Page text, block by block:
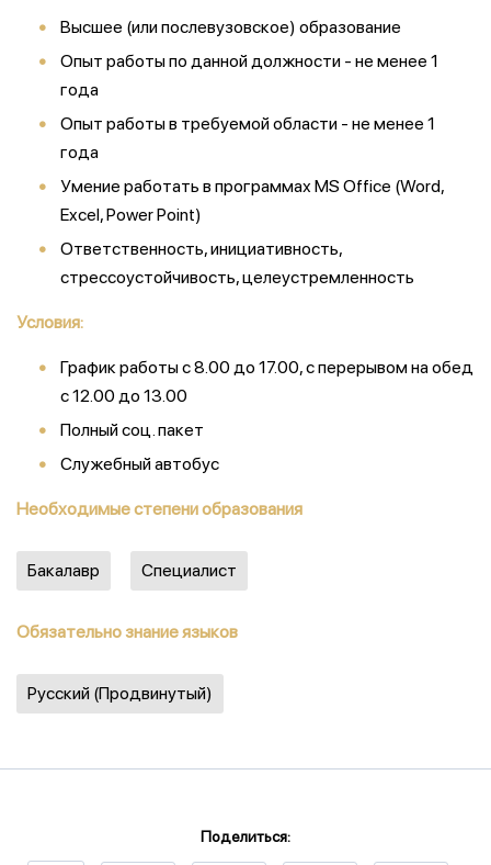
Высшее (или послевузовское) образование
Опыт работы по данной должности - не менее 1
года
Опыт работы в требуемой области - не менее 1
года
Умение работать в программах MS Office (Word,
Excel, Power Point)
Ответственность, инициативность,
стрессоустойчивость, целеустремленность
Условия:
График работы с 8.00 до 17.00, с перерывом на обед
с 12.00 до 13.00
Полный соц. пакет
Служебный автобус
Необходимые степени образования
Бакалавр Специалист
Обязательно знание языков
Русский (Продвинутый)
Поделиться: